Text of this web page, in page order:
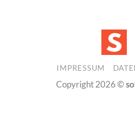
IMPRESSUM
Copyright 2026 ©